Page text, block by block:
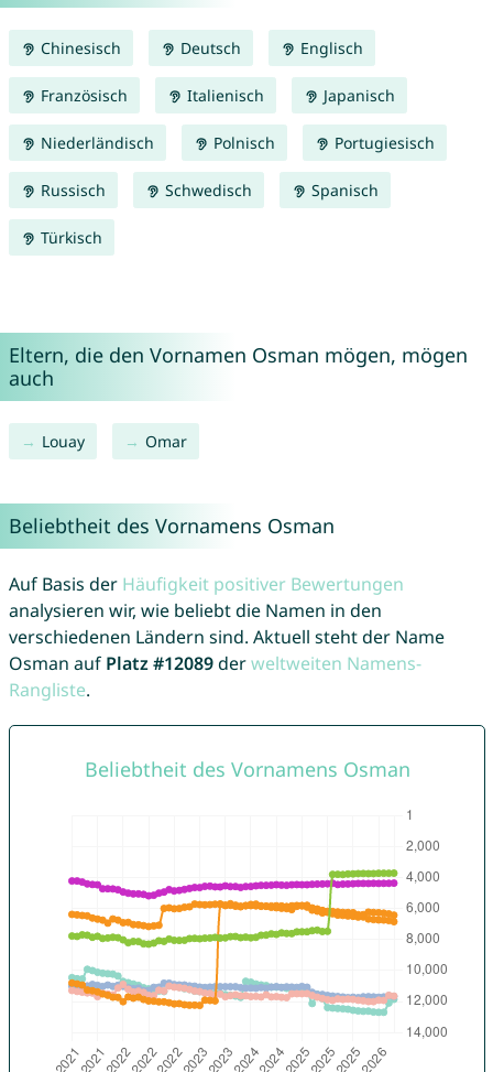
Chinesisch Deutsch Englisch
Französisch Italienisch Japanisch
Niederländisch Polnisch Portugiesisch
Russisch Schwedisch Spanisch
Türkisch
Eltern, die den Vornamen Osman mögen, mögen
auch
Louay Omar
Beliebtheit des Vornamens Osman
Auf Basis der Häufigkeit positiver Bewertungen
analysieren wir, wie beliebt die Namen in den
verschiedenen Ländern sind. Aktuell steht der Name
Osman auf Platz #12089derweltweiten Namens-
Rangliste.